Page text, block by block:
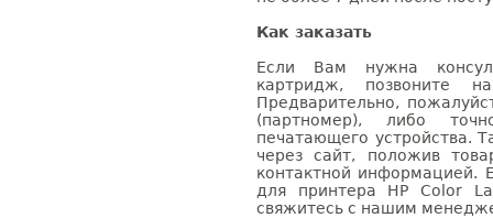
Как заказать
Если Вам нужна
картридж, позвоните
Предварительно,
(партномер), либо
печатающего устройства.
через сайт, положив
контактной информацией.
для принтера HP Color
свяжитесь с нашим